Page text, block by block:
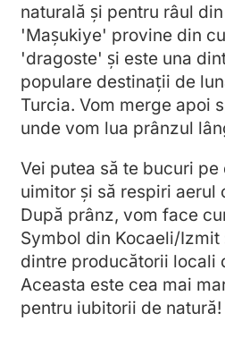
naturală și pentru râul
'Mașukiye' provine din
'dragoste' și este una
populare destinații de
Turcia. Vom merge apoi
unde vom lua prânzul
Vei putea să te bucuri
uimitor și să respiri aerul
După prânz, vom face
Symbol din Kocaeli/
dintre producătorii locali
Aceasta este cea mai
pentru iubitorii de natură!